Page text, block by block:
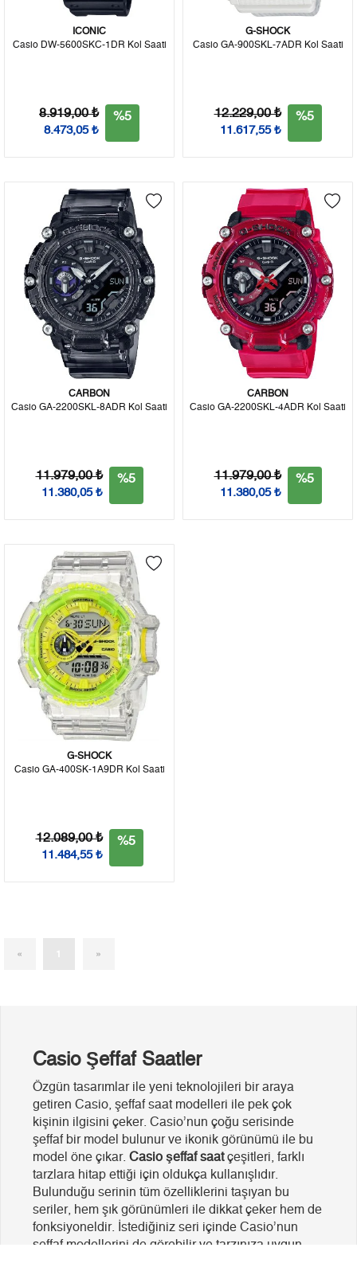
ICONIC
Casio DW-5600SKC-1DR Kol Saati
8.919,00 ₺
8.473,05 ₺
%5
G-SHOCK
Casio GA-900SKL-7ADR Kol Saati
12.229,00 ₺
11.617,55 ₺
%5
CARBON
Casio GA-2200SKL-8ADR Kol Saati
11.979,00 ₺
11.380,05 ₺
%5
CARBON
Casio GA-2200SKL-4ADR Kol Saati
11.979,00 ₺
11.380,05 ₺
%5
G-SHOCK
Casio GA-400SK-1A9DR Kol Saati
12.089,00 ₺
11.484,55 ₺
%5
« (current)
»
Casio Şeffaf Saatler
Özgün tasarımlar ile yeni teknolojileri bir araya
getiren Casio, şeffaf saat modelleri ile pek çok
kişinin ilgisini çeker. Casio’nun çoğu serisinde
şeffaf bir model bulunur ve ikonik görünümü ile bu
model öne çıkar. Casio şeffaf saatçeşitleri, farklı
tarzlara hitap ettiği için oldukça kullanışlıdır.
Bulunduğu serinin tüm özelliklerini taşıyan bu
seriler, hem şık görünümleri ile dikkat çeker hem de
fonksiyoneldir. İstediğiniz seri içinde Casio’nun
şeffaf modellerini de görebilir ve tarzınıza uygun